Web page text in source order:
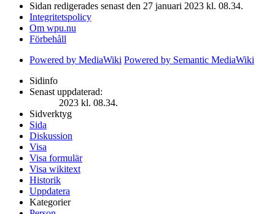
Sidan redigerades senast den 27 januari 2023 kl. 08.34.
Integritetspolicy
Om wpu.nu
Förbehåll
Powered by MediaWiki Powered by Semantic MediaWiki
Sidinfo
Senast uppdaterad:
2023 kl. 08.34.
Sidverktyg
Sida
Diskussion
Visa
Visa formulär
Visa wikitext
Historik
Uppdatera
Kategorier